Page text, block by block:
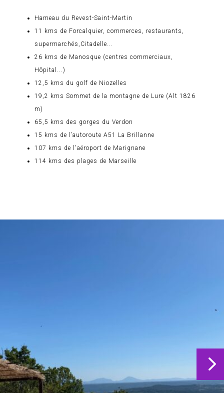
Hameau du Revest-Saint-Martin
11 kms de Forcalquier, commerces, restaurants,
supermarchés,Citadelle...
26 kms de Manosque (centres commerciaux,
Hôpital...)
12,5 kms du golf de Niozelles
19,2 kms Sommet de la montagne de Lure (Alt 1826
m)
65,5 kms des gorges du Verdon
15 kms de l’autoroute A51 La Brillanne
107 kms de l'aéroport de Marignane
114 kms des plages de Marseille